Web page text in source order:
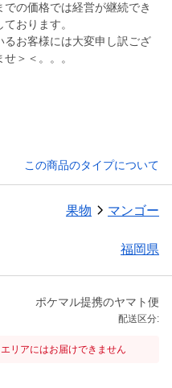
の価格では経営が継続でき
おります。
お客様には大変申し訳ござ
＞＜。。。
この商品のタイプについて
果物 マンゴー
福岡県
ポケマル提携のヤマト便
配送区分:
リアにはお届けできません